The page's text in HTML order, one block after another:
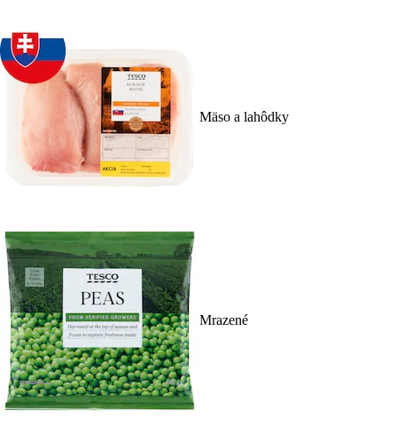
Mäso a lahôdky
Mrazené